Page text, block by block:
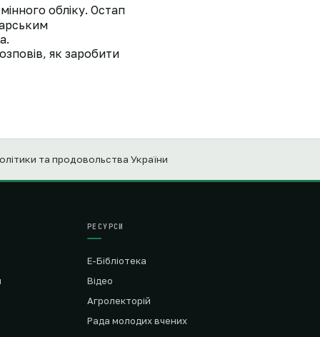
обліку. Остап
як заробити
та продовольства України
РЕСУРСИ
Е-Бібліотека
Відео
Агролекторій
Рада молодих вчених